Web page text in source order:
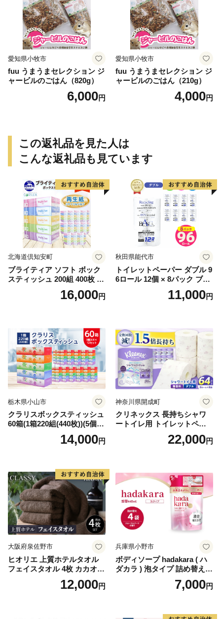
愛知県小牧市
fuu うまうまセレクション ジ
ャービルのごはん（820g）
6,000円
愛知県小牧市
fuu うまうまセレクション ジ
ャービルのごはん（210g）
4,000円
この返礼品を見た人は
こんな返礼品も見ています
北海道倶知安町
ブライティア ソフト ボック
スティッシュ 200組 400枚 60
箱 日本製 まとめ買い ティッ
シュ リサイクル 長持 防災 常
倶知安町 日用品
16,000円
秋田県能代市
トイレットペーパー ダブル 9
6ロール 12個 × 8パック ブラ
ンカ 再生紙 100％ 芯あり 日
用品 消耗品 無香料 生活用品
11,000円
栃木県小山市
クラリスボックスティッシュ
60箱(1箱220組(440枚))(5個入
り×12セット)【1256759】
14,000円
神奈川県開成町
クリネックス 長持ちシャワ
ートイレ用 トイレットペー
パー（ダブル）64ロール(8ロ
ール×8パック) 開成町 トイレ
蓄 防災 エコ 消耗品 生活雑貨
生活用品 無香料 トイレット
ペーパー ダブル といれっと
ぺーぱー トイレ クレシア ト
イレットペーパー [BDBH002
-1]
22,000円
大阪府泉佐野市
ヒオリエ 上質ホテルタオル
フェイスタオル 4枚 カカオ
【タオル 泉州タオル 吸水 普
段使い 無地 シンプル 日用品
12,000円
兵庫県小野市
ボディソープ hadakara ( ハ
ダカラ ) 泡タイプ 詰め替え 4
40ml×4袋 ボディーソープ 泡
ボディソープ 泡 日用品 消耗
泡石鹸 石鹸 兵庫 兵庫県 小野
7,000円